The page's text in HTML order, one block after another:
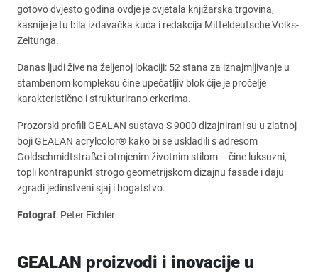
gotovo dvjesto godina ovdje je cvjetala knjižarska trgovina,
kasnije je tu bila izdavačka kuća i redakcija Mitteldeutsche Volks-
Zeitunga.
Danas ljudi žive na željenoj lokaciji: 52 stana za iznajmljivanje u
stambenom kompleksu čine upečatljiv blok čije je pročelje
karakteristično i strukturirano erkerima.
Prozorski profili GEALAN sustava S 9000 dizajnirani su u zlatnoj
boji GEALAN acrylcolor® kako bi se uskladili s adresom
Goldschmidtstraße i otmjenim životnim stilom – čine luksuzni,
topli kontrapunkt strogo geometrijskom dizajnu fasade i daju
zgradi jedinstveni sjaj i bogatstvo.
Fotograf: Peter Eichler
GEALAN proizvodi i inovacije u